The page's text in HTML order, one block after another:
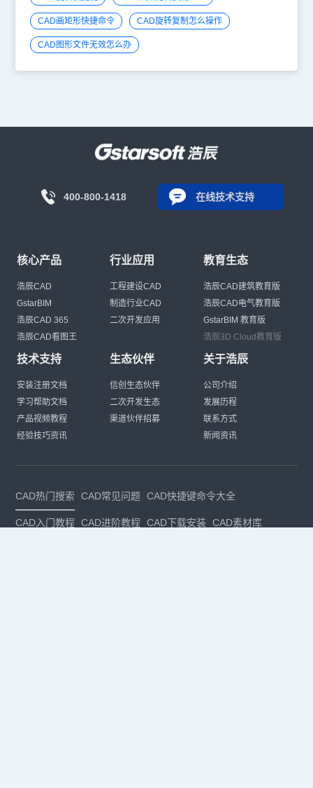
CAD画矩形快捷命令 CAD旋转复制怎么操作
CAD图形文件无效怎么办
400-800-1418 在线技术支持
核心产品
浩辰CAD
GstarBIM
浩辰CAD 365
浩辰CAD看图王
行业应用
工程建设CAD
制造行业CAD
二次开发应用
教育生态
浩辰CAD建筑教育版
浩辰CAD电气教育版
GstarBIM 教育版
浩辰3D Cloud教育版
技术支持
安装注册文档
学习帮助文档
产品视频教程
经验技巧资讯
生态伙伴
信创生态伙伴
二次开发生态
渠道伙伴招募
关于浩辰
公司介绍
发展历程
联系方式
新闻资讯
CAD热门搜索 CAD常见问题 CAD快捷键命令大全
CAD入门教程 CAD进阶教程 CAD下载安装 CAD素材库